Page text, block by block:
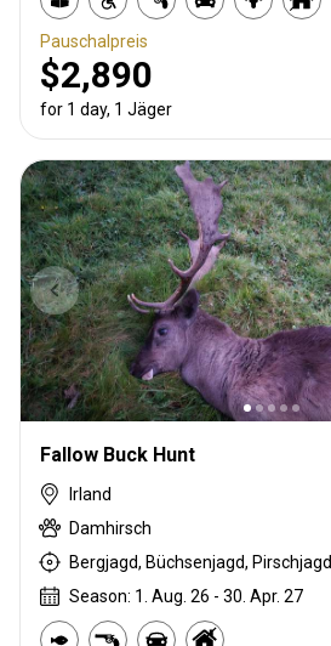
Pauschalpreis
$2,890
for 1 day, 1 Jäger
Fallow Buck Hunt
Irland
Damhirsch
Bergjagd, Büchsenjagd, Pirschjagd
Season: 1. Aug. 26 - 30. Apr. 27